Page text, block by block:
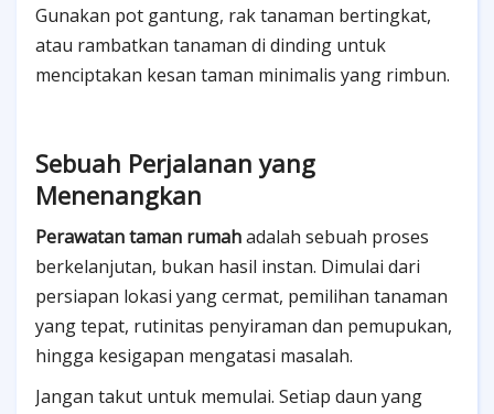
Gunakan pot gantung, rak tanaman bertingkat,
atau rambatkan tanaman di dinding untuk
menciptakan kesan taman minimalis yang rimbun.
Sebuah Perjalanan yang
Menenangkan
Perawatan taman rumahadalah sebuah proses
berkelanjutan, bukan hasil instan. Dimulai dari
persiapan lokasi yang cermat, pemilihan tanaman
yang tepat, rutinitas penyiraman dan pemupukan,
hingga kesigapan mengatasi masalah.
Jangan takut untuk memulai. Setiap daun yang